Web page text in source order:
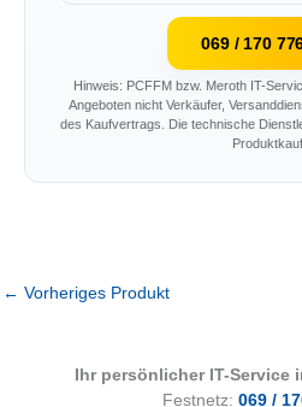
069 / 170
Hinweis: PCFFM bzw. Meroth IT-
Angeboten nicht Verkäufer,
des Kaufvertrags. Die technische
Produktkauf.
← Vorheriges Produkt
Ihr persönlicher IT-Service
Festnetz: 069 /